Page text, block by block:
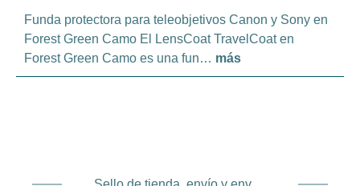
Funda protectora para teleobjetivos Canon y Sony en
Forest Green Camo El LensCoat TravelCoat en
Forest Green Camo es una fun… más